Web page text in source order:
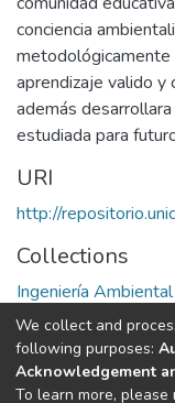
conciencia
metodológicamente
aprendizaje valido y
además
estudiada para
URI
http://
Collections
Ingeniería
Full item page
We collect and
following purposes:
Acknowledgement
To learn more, please